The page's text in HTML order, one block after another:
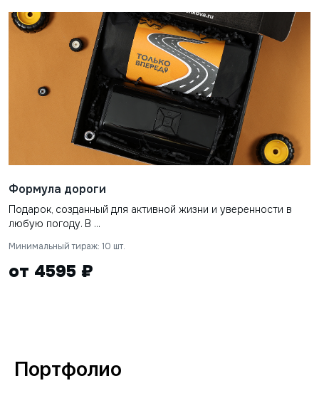
Формула дороги
Подарок, созданный для активной жизни и уверенности в
любую погоду. В ...
Минимальный тираж: 10 шт.
от 4595 ₽
Портфолио